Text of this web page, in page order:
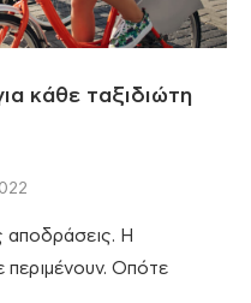
κάθε ταξιδιώτη
αποδράσεις. Η
περιμένουν. Οπότε